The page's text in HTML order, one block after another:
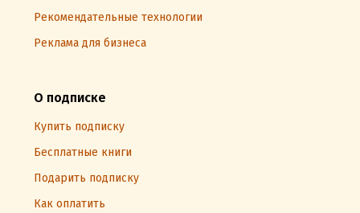
Рекомендательные технологии
Реклама для бизнеса
О подписке
Купить подписку
Бесплатные книги
Подарить подписку
Как оплатить